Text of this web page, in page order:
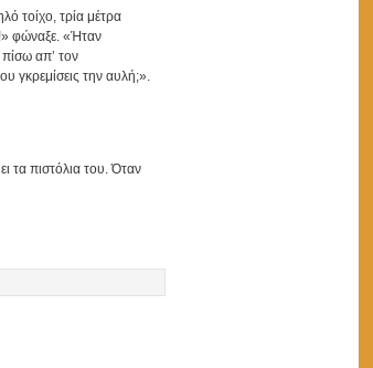
τοίχο, τρία μέτρα
φώναξε. «Ήταν
πίσω απ’ τον
γκρεμίσεις την αυλή;».
τα πιστόλια του. Όταν